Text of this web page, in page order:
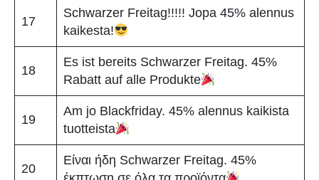
17
Schwarzer Freitag!!!!! Jopa 45% alennus
kaikesta!
18
Es ist bereits Schwarzer Freitag. 45%
Rabatt auf alle Produkte
19
Am jo Blackfriday. 45% alennus kaikista
tuotteista
20
Είναι ήδη Schwarzer Freitag. 45%